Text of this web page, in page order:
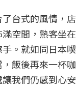
台式的風情，
空間，熟客坐
。就如同日本
飯後再來一杯
我們仍感到心